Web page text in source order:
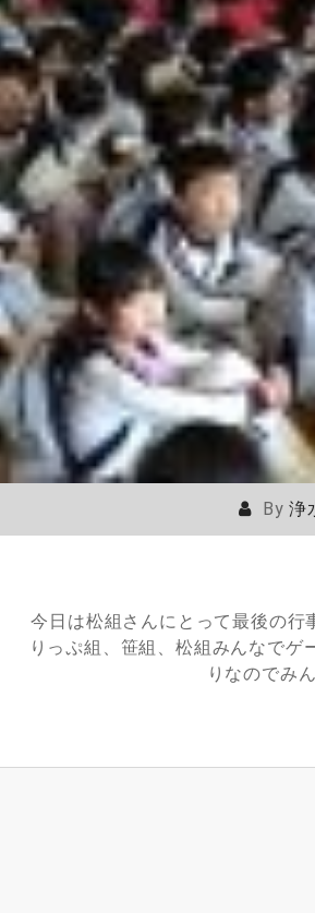
By浄
今日は松組さんにとって最後の行
りっぷ組、笹組、松組みんなで
りなのでみ